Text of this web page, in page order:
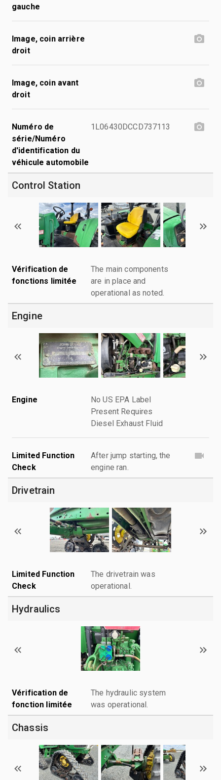
gauche
Image, coin arrière
droit
Image, coin avant
droit
Numéro de
série/Numéro
d'identification du
véhicule automobile
1L06430DCCD737113
Control Station
Vérification de
fonctions limitée
The main components
are in place and
operational as noted.
Engine
Engine
No US EPA Label
Present Requires
Diesel Exhaust Fluid
Limited Function
Check
After jump starting, the
engine ran.
Drivetrain
Limited Function
Check
The drivetrain was
operational.
Hydraulics
Vérification de
fonction limitée
The hydraulic system
was operational.
Chassis